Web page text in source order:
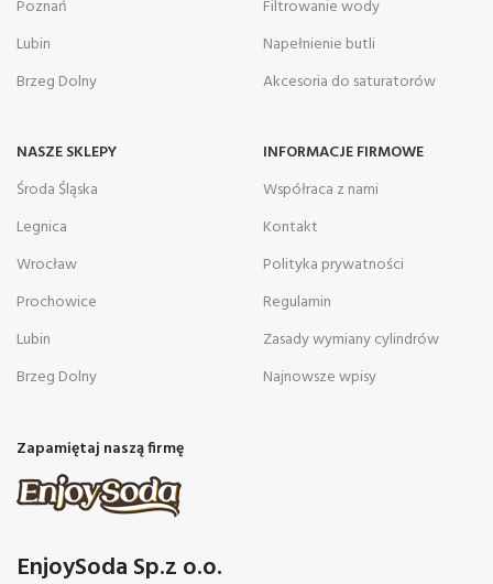
Poznań
Lubin
Brzeg Dolny
Filtrowanie wody
Napełnienie butli
Akcesoria do saturatorów
NASZE SKLEPY
Środa Śląska
Legnica
Wrocław
Prochowice
Lubin
Brzeg Dolny
INFORMACJE FIRMOWE
Współraca z nami
Kontakt
Polityka prywatności
Regulamin
Zasady wymiany cylindrów
Najnowsze wpisy
Zapamiętaj naszą firmę
EnjoySoda Sp.z o.o.